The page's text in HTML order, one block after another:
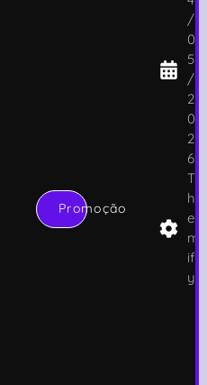
Promoção
/
0
5
/
2
0
2
6
T
h
e
m
if
y